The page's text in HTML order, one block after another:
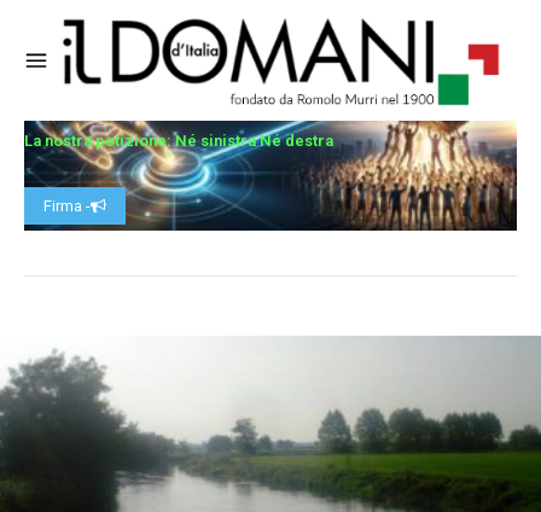
La nostra petizione: Né sinistra Né destra
Firma -